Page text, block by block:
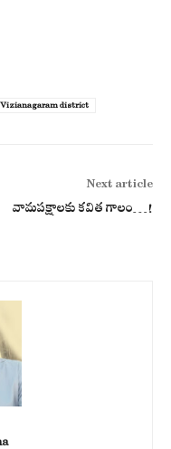
Vizianagaram district
Next article
వామపక్షాలకు కవిత గాలం…!